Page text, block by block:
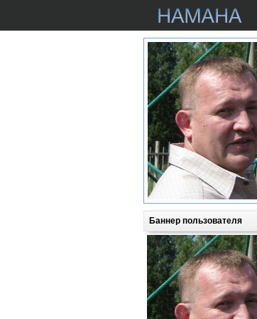
Баннер пользователя